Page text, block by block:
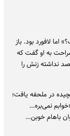
لافورد بود. باز
به او گفت که
نداشته زنش را
در ملحفه یافت؛
نمی‌بره…
باهام خوبن…